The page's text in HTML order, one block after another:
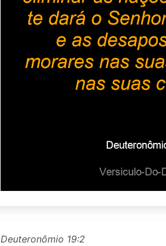
Deuteronômio 19:2